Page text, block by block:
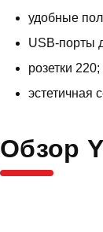
удобные
USB-порты
розетки 220;
эстетичная
Обзор